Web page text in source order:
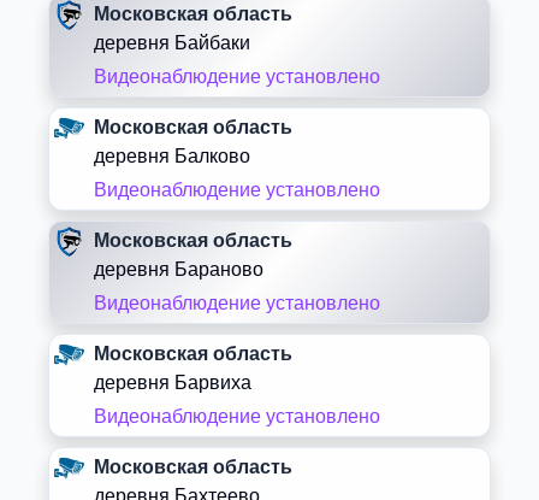
Московская область
деревня Байбаки
Видеонаблюдение установлено
Московская область
деревня Балково
Видеонаблюдение установлено
Московская область
деревня Бараново
Видеонаблюдение установлено
Московская область
деревня Барвиха
Видеонаблюдение установлено
Московская область